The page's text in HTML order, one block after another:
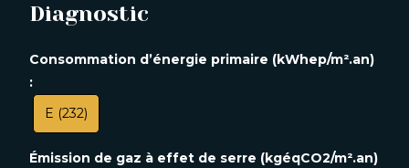
Diagnostic
Consommation d’énergie primaire (kWhep/m².an)
:
E (232)
Émission de gaz à effet de serre (kgéqCO2/m².an)